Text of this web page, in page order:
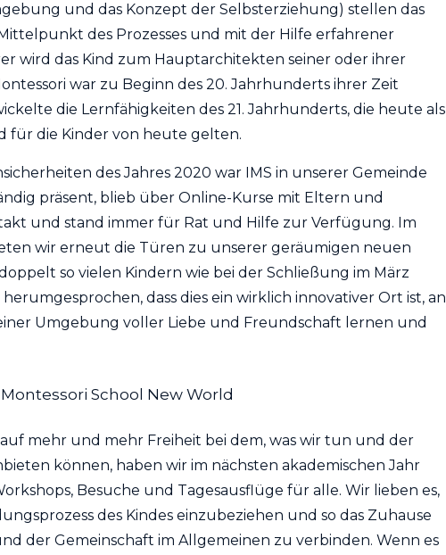
und das Konzept der Selbsterziehung) stellen das
des Prozesses und mit der Hilfe erfahrener
wird das Kind zum Hauptarchitekten seiner oder ihrer
war zu Beginn des 20. Jahrhunderts ihrer Zeit
die Lernfähigkeiten des 21. Jahrhunderts, die heute als
für die Kinder von heute gelten.
des Jahres 2020 war IMS in unserer Gemeinde
präsent, blieb über Online-Kurse mit Eltern und
und stand immer für Rat und Hilfe zur Verfügung. Im
wir erneut die Türen zu unserer geräumigen neuen
so vielen Kindern wie bei der Schließung im März
herumgesprochen, dass dies ein wirklich innovativer Ort ist, an
Umgebung voller Liebe und Freundschaft lernen und
mehr und mehr Freiheit bei dem, was wir tun und der
können, haben wir im nächsten akademischen Jahr
Besuche und Tagesausflüge für alle. Wir lieben es,
des Kindes einzubeziehen und so das Zuhause
der Gemeinschaft im Allgemeinen zu verbinden. Wenn es